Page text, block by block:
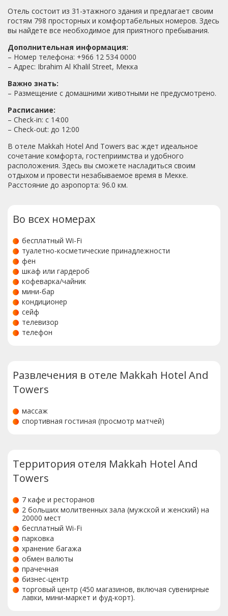
Отель состоит из 31-этажного здания и предлагает своим
гостям 798 просторных и комфортабельных номеров. Здесь
вы найдете все необходимое для приятного пребывания.
Дополнительная информация:
– Номер телефона: +966 12 534 0000
– Адрес: Ibrahim Al Khalil Street, Мекка
Важно знать:
– Размещение с домашними животными не предусмотрено.
Расписание:
– Check-in: с 14:00
– Check-out: до 12:00
В отеле Makkah Hotel And Towers вас ждет идеальное
сочетание комфорта, гостеприимства и удобного
расположения. Здесь вы сможете насладиться своим
отдыхом и провести незабываемое время в Мекке.
Расстояние до аэропорта: 96.0 км.
Во всех номерах
бесплатный Wi-Fi
туалетно-косметические принадлежности
фен
шкаф или гардероб
кофеварка/чайник
мини-бар
кондиционер
сейф
телевизор
телефон
Развлечения в отеле Makkah Hotel And
Towers
массаж
спортивная гостиная (просмотр матчей)
Территория отеля Makkah Hotel And
Towers
7 кафе и ресторанов
2 больших молитвенных зала (мужской и женский) на
20000 мест
бесплатный Wi-Fi
парковка
хранение багажа
обмен валюты
прачечная
бизнес-центр
торговый центр (450 магазинов, включая сувенирные
лавки, мини-маркет и фуд-корт).